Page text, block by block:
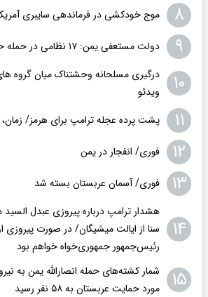
۸ موج خودکشی در فرماندهی سایبری
۹ دولت مستعفی یمن: ۱۷ نظامی در حمله حوثی‌ها کشته شدند
۱۰
درگیری مسلحانه وحشتناک میان گروه
ویدئو
۱۱ پشت پرده عجله ترامپ برای هرمز/ زمان،
۱۲ فوری/ انفجار در یمن
۱۳ فوری/ آسمان عربستان بسته شد
۱۴
هشدار ترامپ درباره پیروزی عبدل السید
سنا از ایالت میشیگان/ در صورت پیروزی
رئیس‌جمهور جمهوری‌‍‌خواه خواهم بود
۱۵
شمار کشته‌های حمله انصارالله یمن به
مورد حمایت عربستان به ۵۸ نفر رسید